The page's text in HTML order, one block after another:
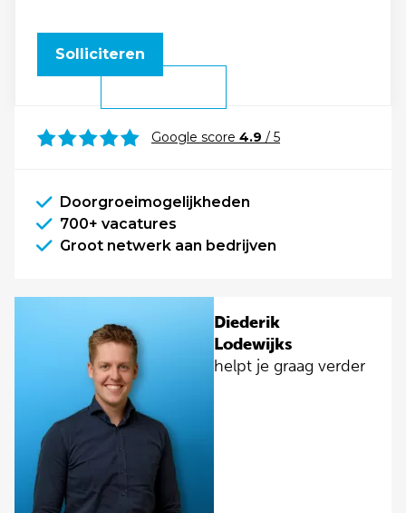
Solliciteren
Google score 4.9 / 5
Doorgroeimogelijkheden
700+ vacatures
Groot netwerk aan bedrijven
Diederik
Lodewijks
helpt je graag verder